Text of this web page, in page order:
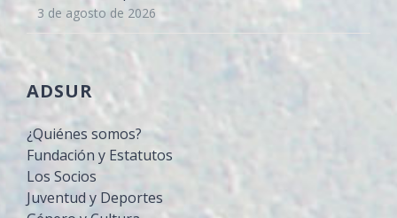
3 de agosto de 2026
ADSUR
¿Quiénes somos?
Fundación y Estatutos
Los Socios
Juventud y Deportes